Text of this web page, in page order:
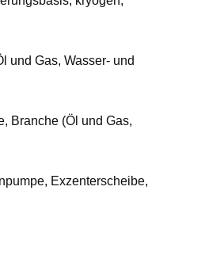
und Gas, Wasser- und
Branche (Öl und Gas,
Exzenterscheibe,